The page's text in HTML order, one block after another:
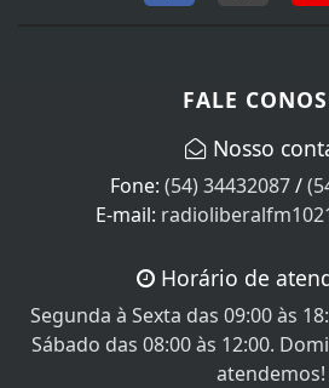
FALE
Nosso
Fone: (54) 34432087/
E-mail:
Horário de
Segunda à Sexta das 09:00 às
Sábado das 08:00 às 12:00.
atendemos!